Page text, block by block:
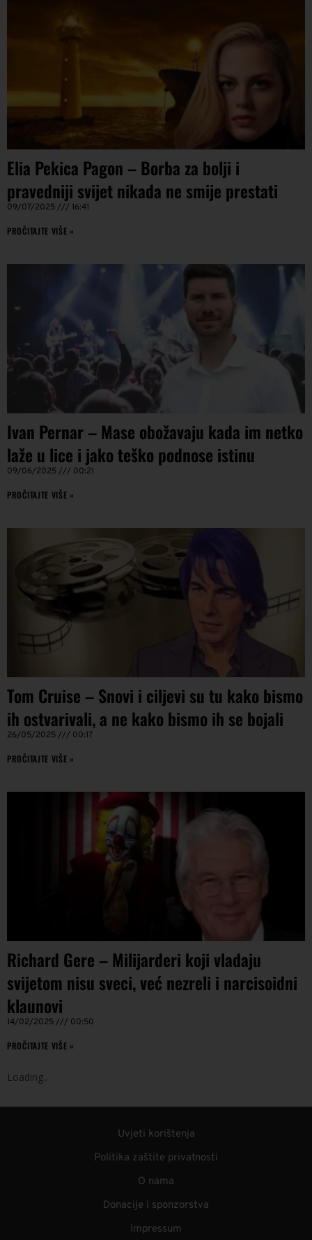
Elia Pekica Pagon – Borba za bolji i
pravedniji svijet nikada ne smije prestati
09/07/2025 16:41
PROČITAJTE VIŠE »
Ivan Pernar – Mase obožavaju kada im netko
laže u lice i jako teško podnose istinu
09/06/2025 00:21
PROČITAJTE VIŠE »
Tom Cruise – Snovi i ciljevi su tu kako bismo
ih ostvarivali, a ne kako bismo ih se bojali
26/05/2025 00:17
PROČITAJTE VIŠE »
Richard Gere – Milijarderi koji vladaju
svijetom nisu sveci, već nezreli i narcisoidni
klaunovi
14/02/2025 00:50
PROČITAJTE VIŠE »
Loading..
Uvjeti korištenja
Politika zaštite privatnosti
O nama
Donacije i sponzorstva
Impressum